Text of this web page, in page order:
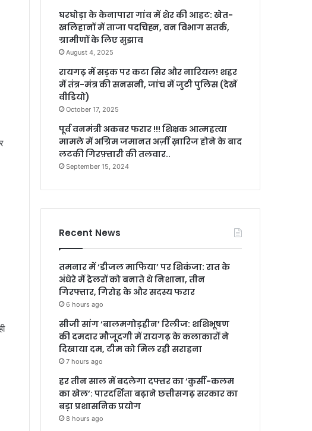
घरघोड़ा के केनापारा गांव में शेर की आहट: खेत-
खलिहानों में ताजा पदचिह्न, वन विभाग सतर्क,
ग्रामीणों के लिए सुझाव
August 4, 2025
रायगढ़ में सड़क पर कटा सिर और नारियल! शहर
में तंत्र-मंत्र की सनसनी, जांच में जुटी पुलिस (देखें
वीडियो)
October 17, 2025
पूर्व वनमंत्री अकबर फरार !!! शिक्षक आत्महत्या
मामले में अग्रिम जमानत अर्ज़ी ख़ारिज होने के बाद
लटकी गिरफ़्तारी की तलवार..
September 15, 2024
Recent News
तमनार में ‘डीजल माफिया’ पर शिकंजा: रात के
अंधेरे में ट्रेलरों को बनाते थे निशाना, तीन
गिरफ्तार, गिरोह के और सदस्य फरार
6 hours ago
सीजी सांग ‘बालमगोड़हीन’ रिलीज: शशिभूषण
की दमदार मौजूदगी में रायगढ़ के कलाकारों ने
दिखाया दम, टीम को मिल रही सराहना
7 hours ago
हर तीन साल में बदलेगा दफ्तर का ‘कुर्सी-कलम
का खेल’: पारदर्शिता बढ़ाने छत्तीसगढ़ सरकार का
बड़ा प्रशासनिक प्रयोग
8 hours ago